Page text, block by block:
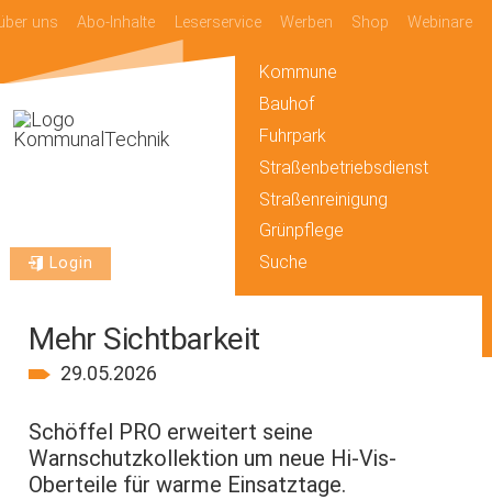
uns Abo-Inhalte Leserservice Werben Shop Webinare
Login
Kommune
Bauhof
Fuhrpark
Straßenbetriebsdienst
Straßenreinigung
Grünpflege
Suche
Mehr Sichtbarkeit
29.05.2026
Schöffel PRO erweitert seine
Warnschutzkollektion um neue Hi-Vis-
Oberteile für warme Einsatztage.